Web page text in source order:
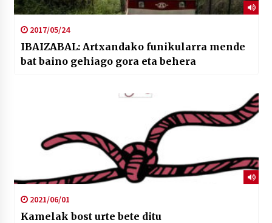
2017/05/24
IBAIZABAL: Artxandako funikularra mende
bat baino gehiago gora eta behera
2021/06/01
Kamelak bost urte bete ditu